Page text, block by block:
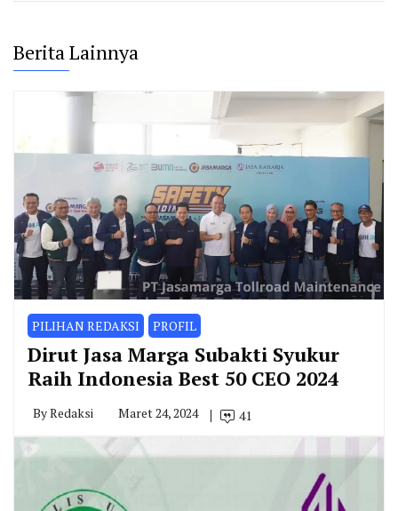
Berita Lainnya
PILIHAN REDAKSI PROFIL
Dirut Jasa Marga Subakti Syukur
Raih Indonesia Best 50 CEO 2024
ByRedaksi Maret 24, 2024 41